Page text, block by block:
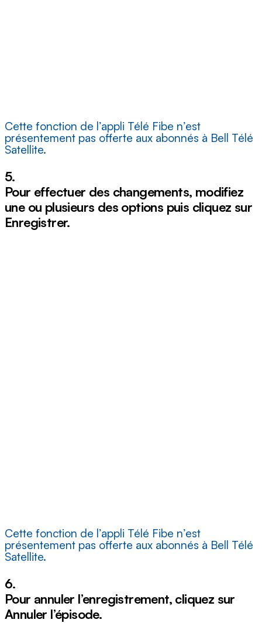
Cette fonction de l’appli Télé Fibe n’est
présentement pas offerte aux abonnés à Bell Télé
Satellite.
5.
Pour effectuer des changements, modifiez
une ou plusieurs des options puis cliquez sur
Enregistrer.
Cette fonction de l’appli Télé Fibe n’est
présentement pas offerte aux abonnés à Bell Télé
Satellite.
6.
Pour annuler l’enregistrement, cliquez sur
Annuler l’épisode.